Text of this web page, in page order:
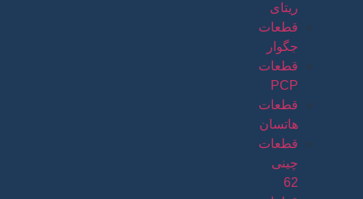
ریتای
قطعات
جگوار
قطعات
PCP
قطعات
هاتسان
قطعات
چینی
62